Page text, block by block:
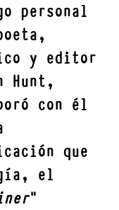
personal
y editor
Hunt,
con él
que
el
"